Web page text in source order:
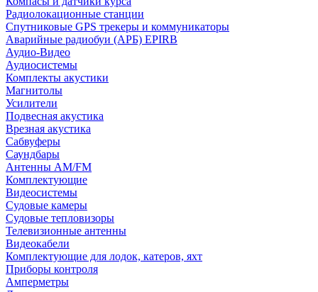
Радиолокационные станции
Спутниковые GPS трекеры и коммуникаторы
Аварийные радиобуи (АРБ) EPIRB
Аудио-Видео
Аудиосистемы
Комплекты акустики
Магнитолы
Усилители
Подвесная акустика
Врезная акустика
Сабвуферы
Саундбары
Антенны AM/FM
Комплектующие
Видеосистемы
Судовые камеры
Cудовые тепловизоры
Телевизионные антенны
Видеокабели
Комплектующие для лодок, катеров, яхт
Приборы контроля
Амперметры